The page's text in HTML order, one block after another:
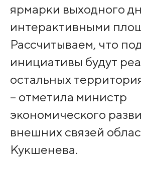
ярмарки выходного
интерактивными
Рассчитываем, что
инициативы будут
остальных
– отметила министр
экономического
внешних связей
Кукшенева.